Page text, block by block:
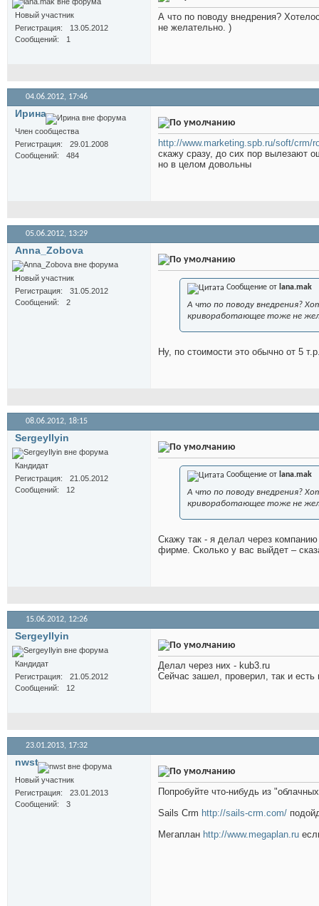
Новый участник
Регистрация
13.05.2012
Сообщений
1
А что по поводу внедрения?
не желательно. )
04.06.2012, 17:46
Иринa
Член сообщества
Регистрация
29.01.2008
Сообщений
484
http://www.marketing.spb.ru/soft/crm/
скажу сразу, до сих пор вылезают
но в целом довольны
05.06.2012, 13:29
Anna_Zobova
Новый участник
Регистрация
31.05.2012
Сообщений
2
Сообщение от lana.mak
А что по поводу внедрения?
кривоработающее тоже не
Ну, по стоимости это обычно от 5
08.06.2012, 18:15
SergeyIlyin
Кандидат
Регистрация
21.05.2012
Сообщений
12
Сообщение от lana.mak
А что по поводу внедрения?
кривоработающее тоже не
Скажу так - я делал через
фирме. Сколько у вас выйдет –
15.06.2012, 12:26
SergeyIlyin
Кандидат
Регистрация
21.05.2012
Сообщений
12
Делал через них - kub3.ru
Сейчас зашел, проверил, так и есть
23.01.2013, 17:32
nwst
Новый участник
Регистрация
23.01.2013
Сообщений
3
Попробуйте что-нибудь из
Sails Crm http://sails-crm.com/
Мегаплан http://www.megaplan.ru